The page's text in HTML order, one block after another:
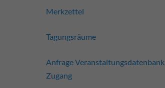
Merkzettel
Tagungsräume
Anfrage Veranstaltungsdatenbank
Zugang